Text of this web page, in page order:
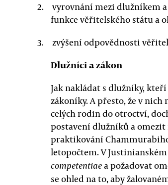
vyrovnání mezi dlužníkem
funkce věřitelského státu a
zvýšení odpovědnosti
Dlužníci a zákon
Jak nakládat s dlužníky,
zákoníky. A přesto, že v
celých rodin do otroctví,
postavení dlužníků a
praktikování
letopočtem. V
competentiaea požadovat
se ohled na to, aby